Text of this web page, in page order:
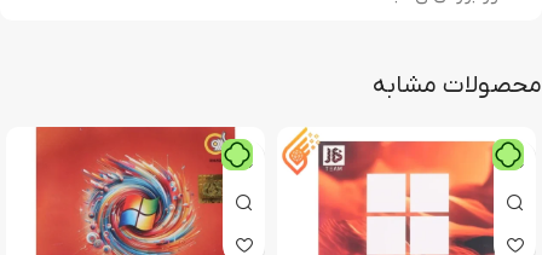
محصولات مشابه